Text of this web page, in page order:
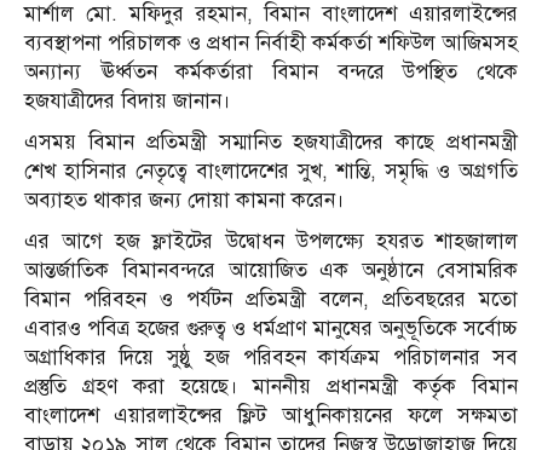
মার্শাল মো. মফিদুর রহমান, বিমান বাংলাদেশ এয়ারলাইন্সের
ব্যবস্থাপনা পরিচালক ও প্রধান নির্বাহী কর্মকর্তা শফিউল আজিমসহ
অন্যান্য ঊর্ধ্বতন কর্মকর্তারা বিমান বন্দরে উপস্থিত থেকে
হজযাত্রীদের বিদায় জানান।
এসময় বিমান প্রতিমন্ত্রী সম্মানিত হজযাত্রীদের কাছে প্রধানমন্ত্রী
শেখ হাসিনার নেতৃত্বে বাংলাদেশের সুখ, শান্তি, সমৃদ্ধি ও অগ্রগতি
অব্যাহত থাকার জন্য দোয়া কামনা করেন।
এর আগে হজ ফ্লাইটের উদ্বোধন উপলক্ষ্যে হযরত শাহজালাল
আন্তর্জাতিক বিমানবন্দরে আয়োজিত এক অনুষ্ঠানে বেসামরিক
বিমান পরিবহন ও পর্যটন প্রতিমন্ত্রী বলেন, প্রতিবছরের মতো
এবারও পবিত্র হজের গুরুত্ব ও ধর্মপ্রাণ মানুষের অনুভূতিকে সর্বোচ্চ
অগ্রাধিকার দিয়ে সুষ্ঠু হজ পরিবহন কার্যক্রম পরিচালনার সব
প্রস্তুতি গ্রহণ করা হয়েছে। মাননীয় প্রধানমন্ত্রী কর্তৃক বিমান
বাংলাদেশ এয়ারলাইন্সের ফ্লিট আধুনিকায়নের ফলে সক্ষমতা
বাড়ায় ২০১৯ সাল থেকে বিমান তাদের নিজস্ব উড়োজাহাজ দিয়ে